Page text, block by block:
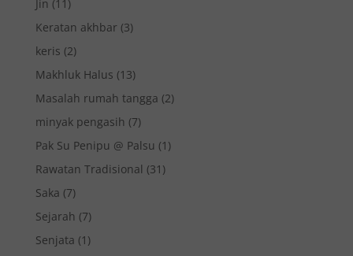
Jin (11)
Keratan akhbar (3)
keris (2)
Makhluk Halus (13)
Masalah rumah tangga (2)
minyak pengasih (7)
Pak Su Penipu @ Palsu (1)
Rawatan Tradisional (31)
Saka (7)
Sejarah (7)
Senjata (1)